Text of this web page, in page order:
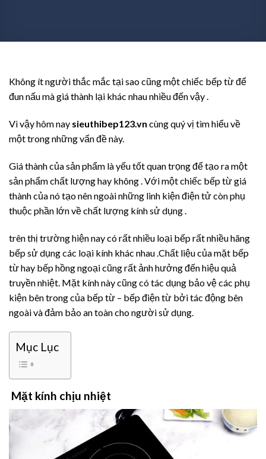
Không ít người thắc mắc tại sao cũng một chiếc bếp từ để
đun nấu mà giá thành lại khác nhau nhiều đến vậy .
Vì vậy hôm nay sieuthibep123.vn cùng quý vị tìm hiểu về
một trong những vấn đề này.
Giá thành của sản phẩm là yếu tốt quan trọng để tạo ra một
sản phẩm chất lượng hay không . Với một chiếc bếp từ giá
thành của nó tạo nên ngoài những linh kiện điện tử còn phụ
thuộc phần lớn về chất lượng kính sử dụng .
trên thị trường hiện nay có rất nhiều loại bếp rất nhiều hãng
bếp sử dụng các loại kính khác nhau .Chất liệu của mặt bếp
từ hay bếp hồng ngoại cũng rất ảnh hưởng đến hiệu quả
truyền nhiệt. Mặt kính này cũng có tác dụng bảo vệ các phụ
kiện bên trong của bếp từ – bếp điện từ bởi tác động bên
ngoài và đảm bảo an toàn cho người sử dụng.
Mục Lục
Mặt kính chịu nhiệt